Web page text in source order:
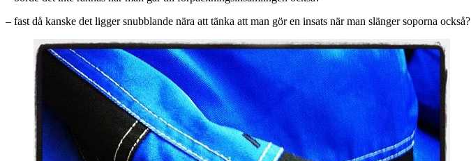
– fast då kanske det ligger snubblande nära att tänka att man gör en insats när man slänger soporna också?